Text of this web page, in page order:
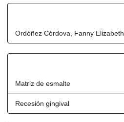
Ordóñez Córdova, Fanny Elizabeth
Matriz de esmalte
Recesión gingival